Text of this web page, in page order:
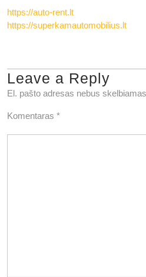
https://auto-rent.lt
https://superkamautomobilius.lt
Leave a Reply
El. pašto adresas nebus
Komentaras *